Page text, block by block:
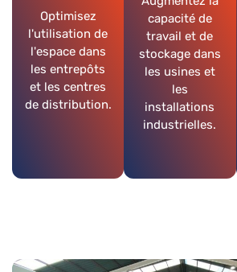
Optimisez
l'utilisation de
l'espace dans
les entrepôts
et les centres
de distribution.
capacité de
travail et de
stockage dans
les usines et
les
installations
industrielles.